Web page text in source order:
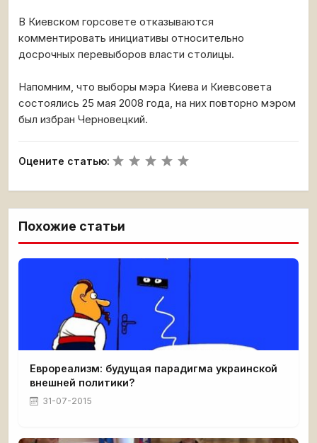
В Киевском горсовете отказываются
комментировать инициативы относительно
досрочных перевыборов власти столицы.
Напомним, что выборы мэра Киева и Киевсовета
состоялись 25 мая 2008 года, на них повторно мэром
был избран Черновецкий.
Оцените статью:
Похожие статьи
Еврореализм: будущая парадигма украинской
внешней политики?
31-07-2015